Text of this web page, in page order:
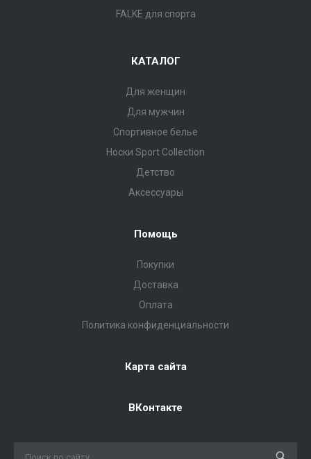
FALKE для спорта
КАТАЛОГ
Для женщин
Для мужчин
Спортивное белье
Носки Sport Collection
Детство
Аксессуары
Помощь
Покупки
Доставка
Оплата
Политика конфиденциальности
Карта сайта
ВКонтакте